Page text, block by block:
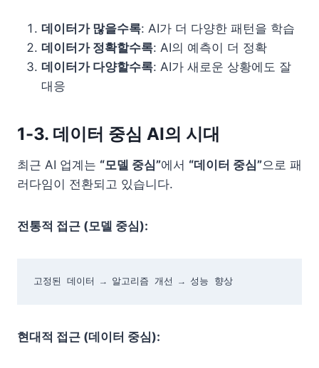
데이터가 많을수록: AI가 더 다양한 패턴을 학습
데이터가 정확할수록: AI의 예측이 더 정확
데이터가 다양할수록: AI가 새로운 상황에도 잘
대응
1-3. 데이터 중심 AI의 시대
최근 AI 업계는 “모델 중심”에서 “데이터 중심”으로 패
러다임이 전환되고 있습니다.
전통적 접근 (모델 중심):
고정된 데이터 → 알고리즘 개선 → 성능 향상
현대적 접근 (데이터 중심):